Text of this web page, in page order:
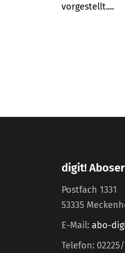
vorgestellt....
digit!
Postfach 1331
53335
E-Mail: abo-
Telefon: